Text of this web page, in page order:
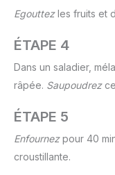
Egouttezles fruits et
ÉTAPE 4
Dans un saladier,
râpée. Saupoudrezce
ÉTAPE 5
Enfournezpour 40
croustillante.